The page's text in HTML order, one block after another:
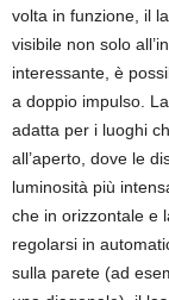
volta in funzione, il
visibile non solo
interessante, è
a doppio impulso.
adatta per i luoghi
all’aperto, dove le
luminosità più
che in orizzontale e
regolarsi in
sulla parete (ad